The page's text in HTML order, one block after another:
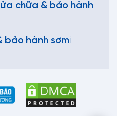
chữa & bảo hành
bảo hành sơmi